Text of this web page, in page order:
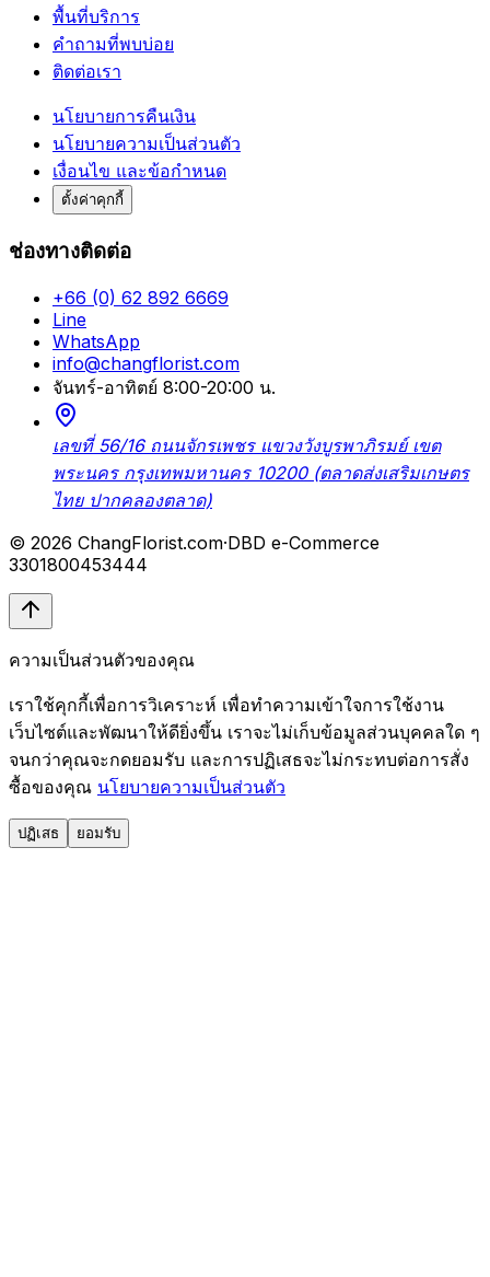
พื้นที่บริการ
คำถามที่พบบ่อย
ติดต่อเรา
นโยบายการคืนเงิน
นโยบายความเป็นส่วนตัว
เงื่อนไข และข้อกำหนด
ตั้งค่าคุกกี้
ช่องทางติดต่อ
+66 (0) 62 892 6669
Line
WhatsApp
info@changflorist.com
จันทร์-อาทิตย์ 8:00-20:00 น.
เลขที่ 56/16 ถนนจักรเพชร แขวงวังบูรพาภิรมย์ เขต
พระนคร กรุงเทพมหานคร 10200 (ตลาดส่งเสริมเกษตร
ไทย ปากคลองตลาด)
© 2026 ChangFlorist.com·DBD e-Commerce
3301800453444
ความเป็นส่วนตัวของคุณ
เราใช้คุกกี้เพื่อการวิเคราะห์ เพื่อทำความเข้าใจการใช้งาน
เว็บไซต์และพัฒนาให้ดียิ่งขึ้น เราจะไม่เก็บข้อมูลส่วนบุคคลใด ๆ
จนกว่าคุณจะกดยอมรับ และการปฏิเสธจะไม่กระทบต่อการสั่ง
ซื้อของคุณ นโยบายความเป็นส่วนตัว
ปฏิเสธ ยอมรับ